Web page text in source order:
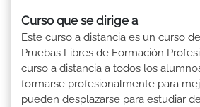
Curso que se dirige a
Este curso a distancia es un curso
Pruebas Libres de Formación
curso a distancia a todos los
formarse profesionalmente para
pueden desplazarse para estudiar